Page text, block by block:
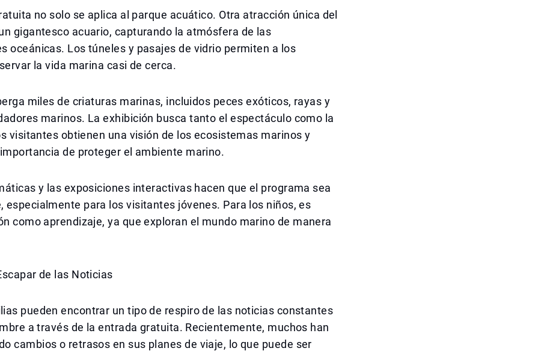
no solo se aplica al parque acuático. Otra atracción única del
gigantesco acuario, capturando la atmósfera de las
oceánicas. Los túneles y pasajes de vidrio permiten a los
la vida marina casi de cerca.
miles de criaturas marinas, incluidos peces exóticos, rayas y
marinos. La exhibición busca tanto el espectáculo como la
visitantes obtienen una visión de los ecosistemas marinos y
de proteger el ambiente marino.
y las exposiciones interactivas hacen que el programa sea
especialmente para los visitantes jóvenes. Para los niños, es
como aprendizaje, ya que exploran el mundo marino de manera
de las Noticias
pueden encontrar un tipo de respiro de las noticias constantes
a través de la entrada gratuita. Recientemente, muchos han
cambios o retrasos en sus planes de viaje, lo que puede ser